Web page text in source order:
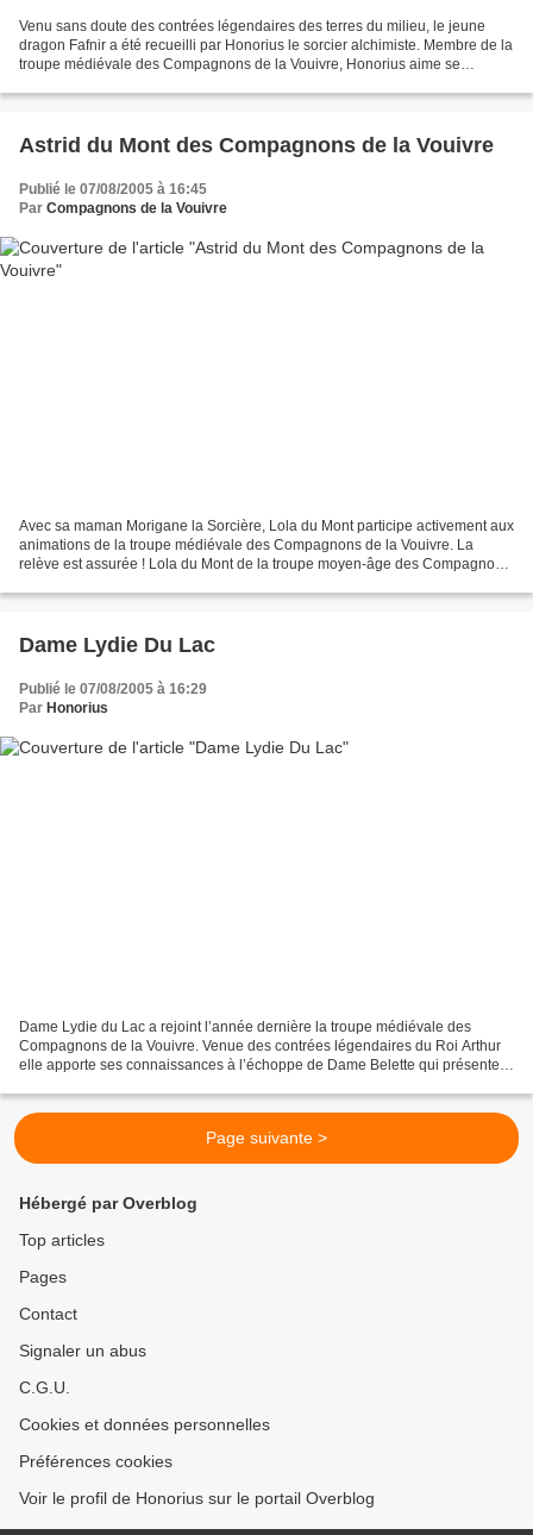
Venu sans doute des contrées légendaires des terres du milieu, le jeune
dragon Fafnir a été recueilli par Honorius le sorcier alchimiste. Membre de la
troupe médiévale des Compagnons de la Vouivre, Honorius aime se
Astrid du Mont des Compagnons de la Vouivre
Publié le 07/08/2005 à 16:45
Par Compagnons de la Vouivre
Avec sa maman Morigane la Sorcière, Lola du Mont participe activement aux
animations de la troupe médiévale des Compagnons de la Vouivre. La
relève est assurée ! Lola du Mont de la troupe moyen-âge des Compagnons
Dame Lydie Du Lac
Publié le 07/08/2005 à 16:29
Par Honorius
Dame Lydie du Lac a rejoint l’année dernière la troupe médiévale des
Compagnons de la Vouivre. Venue des contrées légendaires du Roi Arthur
elle apporte ses connaissances à l’échoppe de Dame Belette qui présente
Page suivante >
Hébergé par Overblog
Top articles
Pages
Contact
Signaler un abus
C.G.U.
Cookies et données personnelles
Préférences cookies
Voir le profil de Honorius sur le portail Overblog